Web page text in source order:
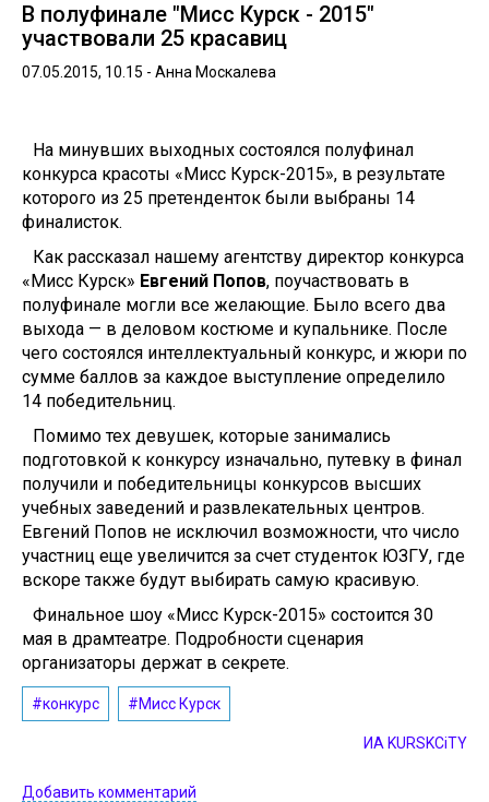
В полуфинале "Мисс Курск - 2015"
участвовали 25 красавиц
07.05.2015, 10.15 - Анна Москалева
На минувших выходных состоялся полуфинал
конкурса красоты «Мисс Курск-2015», в результате
которого из 25 претенденток были выбраны 14
финалисток.
Как рассказал нашему агентству директор конкурса
«Мисс Курск» Евгений Попов, поучаствовать в
полуфинале могли все желающие. Было всего два
выхода — в деловом костюме и купальнике. После
чего состоялся интеллектуальный конкурс, и жюри по
сумме баллов за каждое выступление определило
14 победительниц.
Помимо тех девушек, которые занимались
подготовкой к конкурсу изначально, путевку в финал
получили и победительницы конкурсов высших
учебных заведений и развлекательных центров.
Евгений Попов не исключил возможности, что число
участниц еще увеличится за счет студенток ЮЗГУ, где
вскоре также будут выбирать самую красивую.
Финальное шоу «Мисс Курск-2015» состоится 30
мая в драмтеатре. Подробности сценария
организаторы держат в секрете.
#конкурс #Мисс Курск
ИА KURSKCiTY
Добавить комментарий